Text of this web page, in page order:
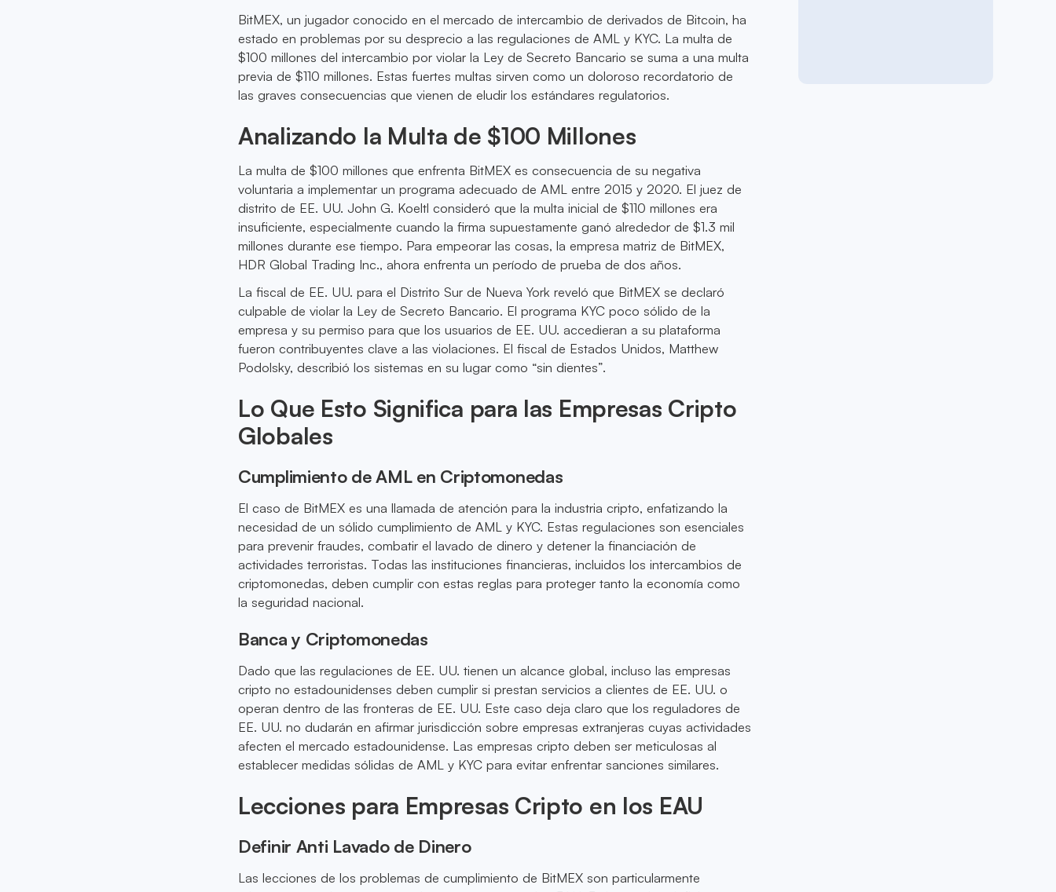
BitMEX, un jugador conocido en el mercado de intercambio de derivados de Bitcoin, ha
estado en problemas por su desprecio a las regulaciones de AML y KYC. La multa de
$100 millones del intercambio por violar la Ley de Secreto Bancario se suma a una multa
previa de $110 millones. Estas fuertes multas sirven como un doloroso recordatorio de
las graves consecuencias que vienen de eludir los estándares regulatorios.
Analizando la Multa de $100 Millones
La multa de $100 millones que enfrenta BitMEX es consecuencia de su negativa
voluntaria a implementar un programa adecuado de AML entre 2015 y 2020. El juez de
distrito de EE. UU. John G. Koeltl consideró que la multa inicial de $110 millones era
insuficiente, especialmente cuando la firma supuestamente ganó alrededor de $1.3 mil
millones durante ese tiempo. Para empeorar las cosas, la empresa matriz de BitMEX,
HDR Global Trading Inc., ahora enfrenta un período de prueba de dos años.
La fiscal de EE. UU. para el Distrito Sur de Nueva York reveló que BitMEX se declaró
culpable de violar la Ley de Secreto Bancario. El programa KYC poco sólido de la
empresa y su permiso para que los usuarios de EE. UU. accedieran a su plataforma
fueron contribuyentes clave a las violaciones. El fiscal de Estados Unidos, Matthew
Podolsky, describió los sistemas en su lugar como “sin dientes”.
Lo Que Esto Significa para las Empresas Cripto
Globales
Cumplimiento de AML en Criptomonedas
El caso de BitMEX es una llamada de atención para la industria cripto, enfatizando la
necesidad de un sólido cumplimiento de AML y KYC. Estas regulaciones son esenciales
para prevenir fraudes, combatir el lavado de dinero y detener la financiación de
actividades terroristas. Todas las instituciones financieras, incluidos los intercambios de
criptomonedas, deben cumplir con estas reglas para proteger tanto la economía como
la seguridad nacional.
Banca y Criptomonedas
Dado que las regulaciones de EE. UU. tienen un alcance global, incluso las empresas
cripto no estadounidenses deben cumplir si prestan servicios a clientes de EE. UU. o
operan dentro de las fronteras de EE. UU. Este caso deja claro que los reguladores de
EE. UU. no dudarán en afirmar jurisdicción sobre empresas extranjeras cuyas actividades
afecten el mercado estadounidense. Las empresas cripto deben ser meticulosas al
establecer medidas sólidas de AML y KYC para evitar enfrentar sanciones similares.
Lecciones para Empresas Cripto en los EAU
Definir Anti Lavado de Dinero
Las lecciones de los problemas de cumplimiento de BitMEX son particularmente